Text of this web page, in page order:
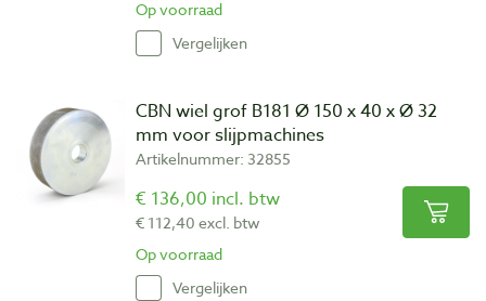
Op voorraad
Vergelijken
CBN wiel grof B181 Ø 150 x 40 x Ø 32
mm voor slijpmachines
Artikelnummer: 32855
€ 136,00 incl. btw
€ 112,40 excl. btw
Op voorraad
Vergelijken